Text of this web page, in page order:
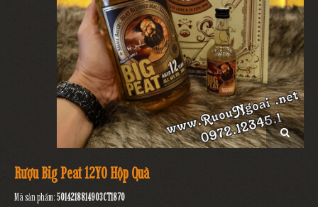
Rượu Big Peat 12YO Hộp Quà
Mã sản phẩm:5014218814903CT1870